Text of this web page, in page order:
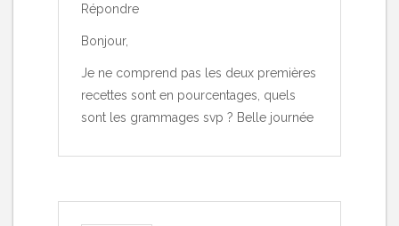
Répondre
Bonjour,
Je ne comprend pas les deux premières
recettes sont en pourcentages, quels
sont les grammages svp ? Belle journée